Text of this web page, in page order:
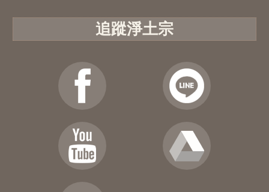
追蹤淨土宗